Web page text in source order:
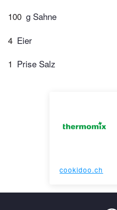
100 g Sahne
4 Eier
1 Prise Salz
cookidoo.ch